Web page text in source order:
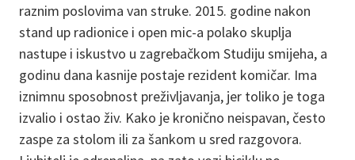
raznim poslovima van struke. 2015. godine nakon
stand up radionice i open mic-a polako skuplja
nastupe i iskustvo u zagrebačkom Studiju smijeha, a
godinu dana kasnije postaje rezident komičar. Ima
iznimnu sposobnost preživljavanja, jer toliko je toga
izvalio i ostao živ. Kako je kronično neispavan, često
zaspe za stolom ili za šankom u sred razgovora.